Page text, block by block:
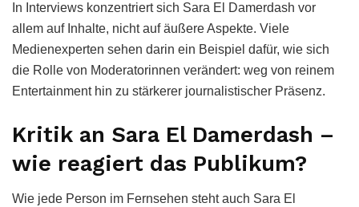
In Interviews konzentriert sich Sara El Damerdash vor
allem auf Inhalte, nicht auf äußere Aspekte. Viele
Medienexperten sehen darin ein Beispiel dafür, wie sich
die Rolle von Moderatorinnen verändert: weg von reinem
Entertainment hin zu stärkerer journalistischer Präsenz.
Kritik an Sara El Damerdash –
wie reagiert das Publikum?
Wie jede Person im Fernsehen steht auch Sara El